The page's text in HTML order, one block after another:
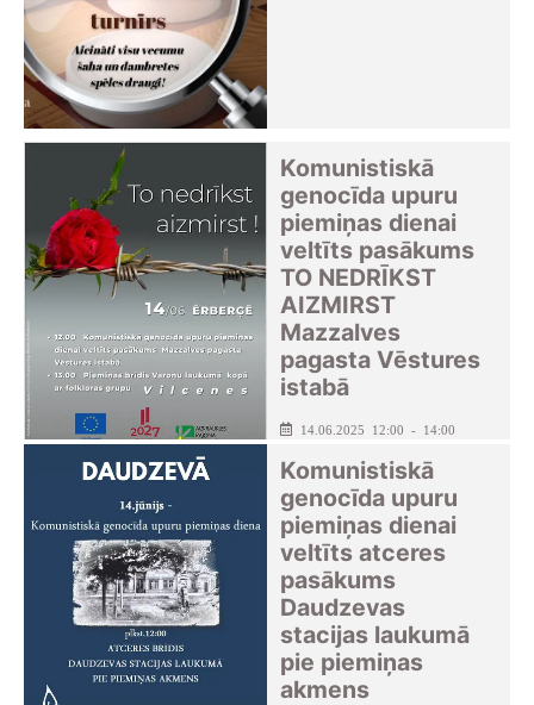
Komunistiskā
genocīda upuru
piemiņas dienai
veltīts pasākums
TO NEDRĪKST
AIZMIRST
Mazzalves
pagasta Vēstures
istabā
14.06.2025 12:00 - 14:00
Komunistiskā
genocīda upuru
piemiņas dienai
veltīts atceres
pasākums
Daudzevas
stacijas laukumā
pie piemiņas
akmens